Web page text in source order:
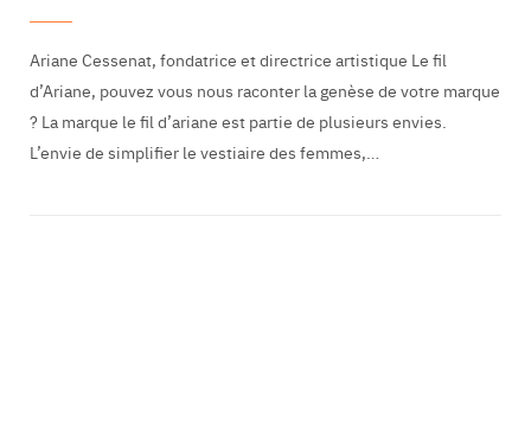
Ariane Cessenat, fondatrice et directrice artistique Le fil
d’Ariane, pouvez vous nous raconter la genèse de votre marque
? La marque le fil d’ariane est partie de plusieurs envies.
L’envie de simplifier le vestiaire des femmes,…